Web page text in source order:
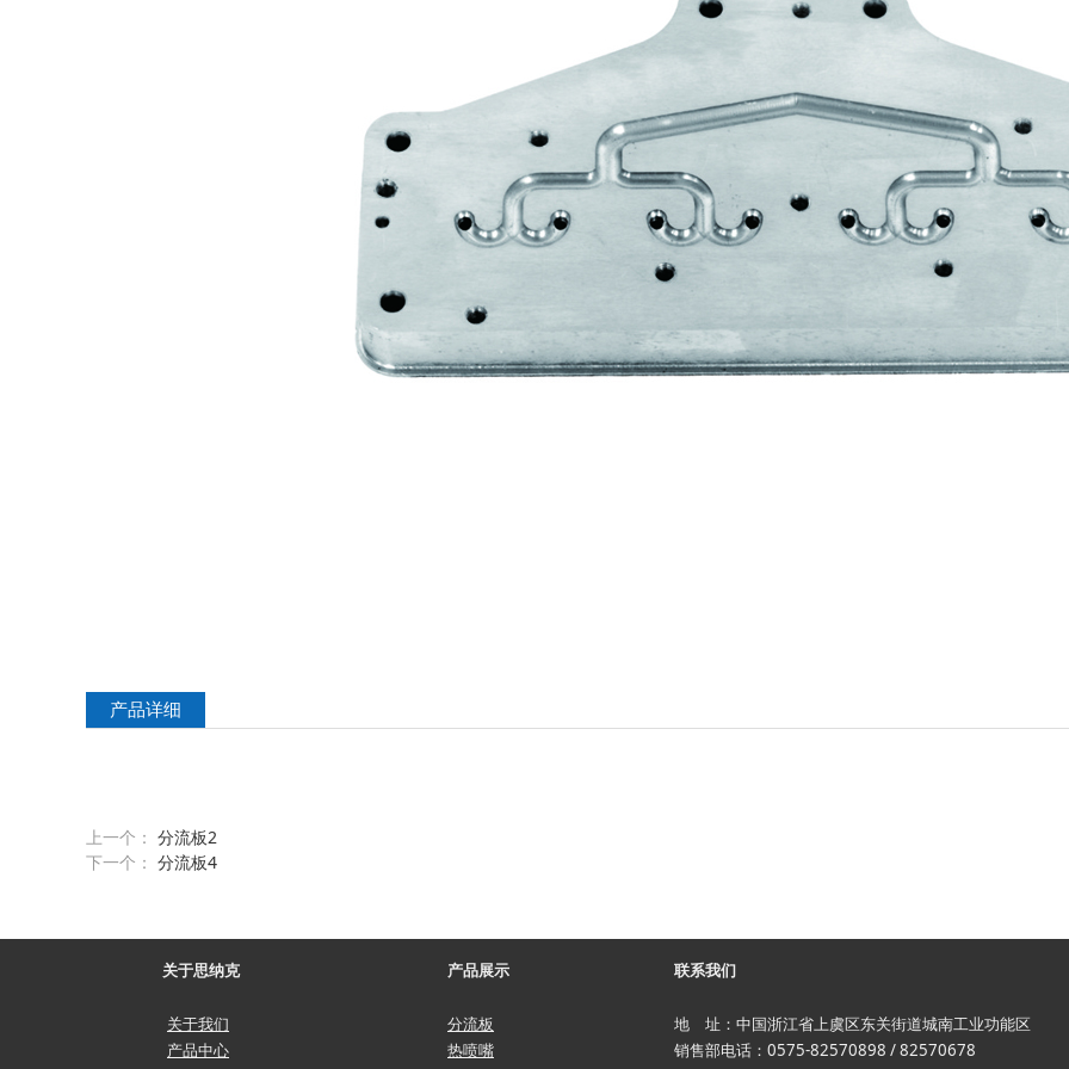
产品详细
上一个： 分流板2
下一个： 分流板4
关于思纳克
关于我们
产品中心
产品展示
分流板
热喷嘴
联系我们
地 址：中国浙江省上虞区东关街道城南工业功能区
销售部电话：0575-82570898 / 82570678